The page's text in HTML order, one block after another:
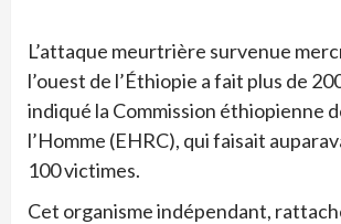
L’attaque meurtrière survenue
l’ouest de l’Éthiopie a fait plus de
indiqué la Commission éthiopienne
l’Homme (EHRC), qui faisait
100 victimes.
Cet organisme indépendant,